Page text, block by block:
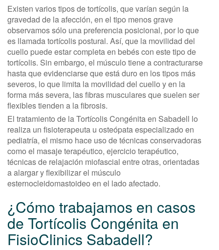
Existen varios tipos de tortícolis, que varían según la
gravedad de la afección, en el tipo menos grave
observamos sólo una preferencia posicional, por lo que
es llamada tortícolis postural. Así, que la movilidad del
cuello puede estar completa en bebés con este tipo de
tortícolis. Sin embargo, el músculo tiene a contracturarse
hasta que evidenciarse que está duro en los tipos más
severos, lo que limita la movilidad del cuello y en la
forma más severa, las fibras musculares que suelen ser
flexibles tienden a la fibrosis.
El tratamiento de la Tortícolis Congénita en Sabadell lo
realiza un fisioterapeuta u osteópata especializado en
pediatría, el mismo hace uso de técnicas conservadoras
como el masaje terapéutico, ejercicio terapéutico,
técnicas de relajación miofascial entre otras, orientadas
a alargar y flexibilizar el músculo
esternocleidomastoideo en el lado afectado.
¿Cómo trabajamos en casos
de Tortícolis Congénita en
FisioClinics Sabadell?